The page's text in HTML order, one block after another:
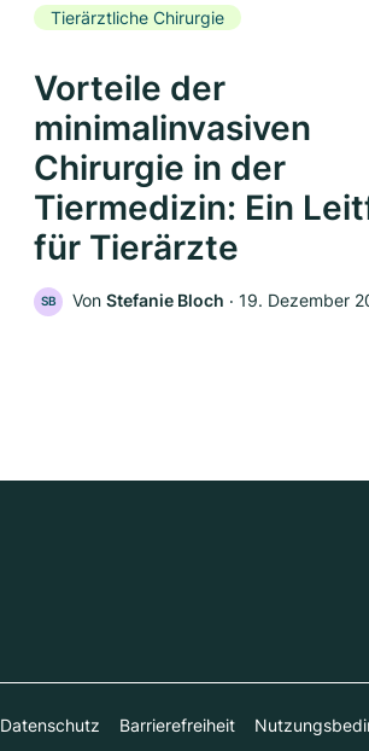
Tierärztliche Chirurgie
Vorteile der
minimalinvasiven
Chirurgie in der
Tiermedizin: Ein
für Tierärzte
SB Von Stefanie Bloch ‧ 19. Dezember
Datenschutz Barrierefreiheit